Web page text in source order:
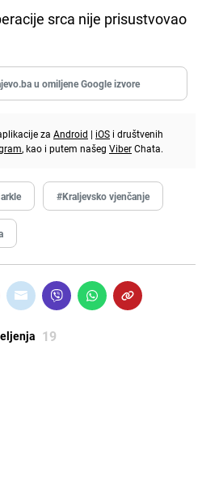
srca nije prisustvovao
u omiljene Google izvore
za Android | iOS i društvenih
, kao i putem našeg ViberChata.
#Kraljevsko vjenčanje
19